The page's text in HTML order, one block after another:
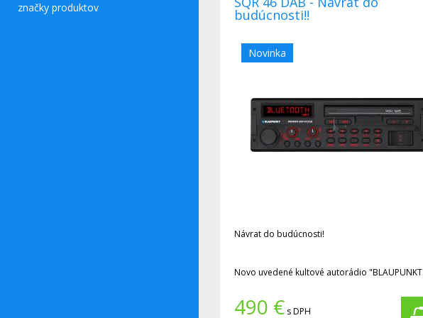
značky produktov budúcnosti!!
Novinka
Návrat do budúcnosti!
Novo uvedené kultové autorádio "BLAUPUNKT
490 € s DPH